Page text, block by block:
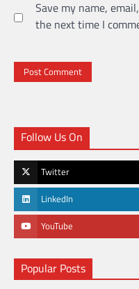
Save my name,
the next time I
Follow Us On
Twitter
LinkedIn
YouTube
Popular Posts